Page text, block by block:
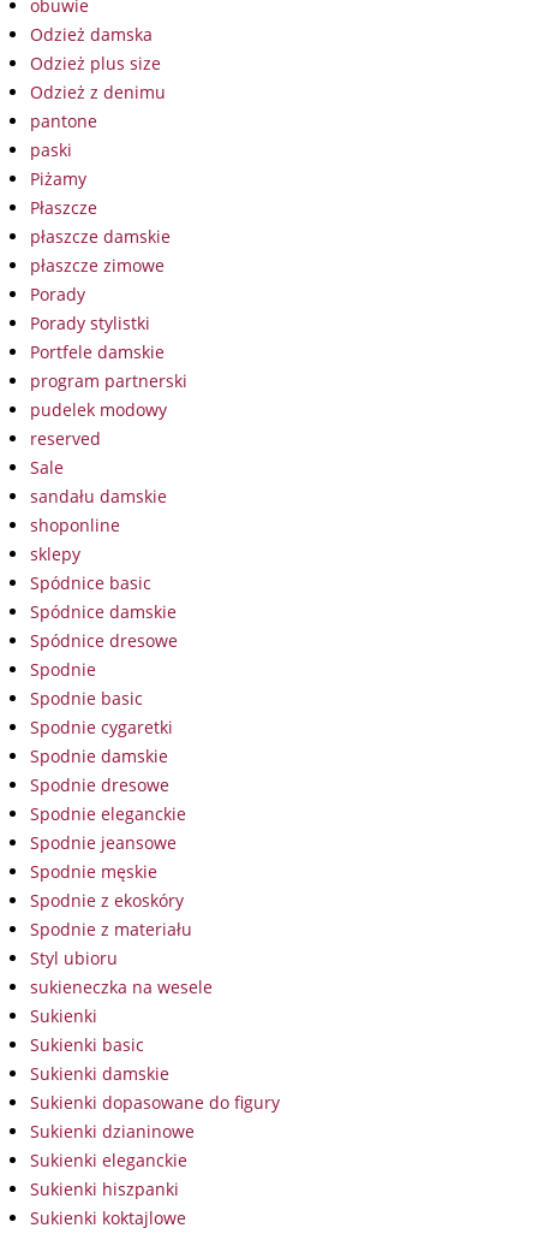
obuwie
Odzież damska
Odzież plus size
Odzież z denimu
pantone
paski
Piżamy
Płaszcze
płaszcze damskie
płaszcze zimowe
Porady
Porady stylistki
Portfele damskie
program partnerski
pudelek modowy
reserved
Sale
sandału damskie
shoponline
sklepy
Spódnice basic
Spódnice damskie
Spódnice dresowe
Spodnie
Spodnie basic
Spodnie cygaretki
Spodnie damskie
Spodnie dresowe
Spodnie eleganckie
Spodnie jeansowe
Spodnie męskie
Spodnie z ekoskóry
Spodnie z materiału
Styl ubioru
sukieneczka na wesele
Sukienki
Sukienki basic
Sukienki damskie
Sukienki dopasowane do figury
Sukienki dzianinowe
Sukienki eleganckie
Sukienki hiszpanki
Sukienki koktajlowe